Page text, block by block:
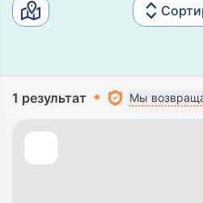
1 результат Мы